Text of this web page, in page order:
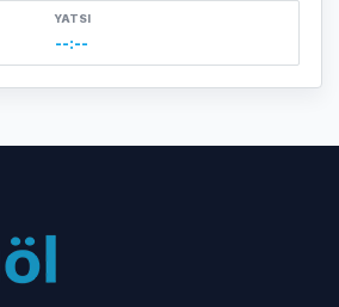
YATSI
--:--